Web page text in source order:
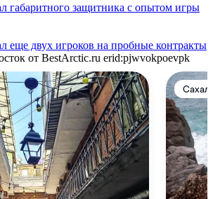
габаритного защитника с опытом игры
еще двух игроков на пробные контракты
от BestArctic.ru erid:pjwvokpoevpk